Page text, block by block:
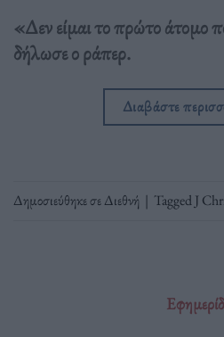
«Δεν είμαι το πρώτο άτομο
δήλωσε ο ράπερ.
Διαβάστε
Δημοσιεύθηκε σεΔιεθνή | TaggedJ